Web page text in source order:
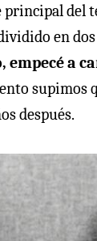
principal
en
empecé a
supimos
después.